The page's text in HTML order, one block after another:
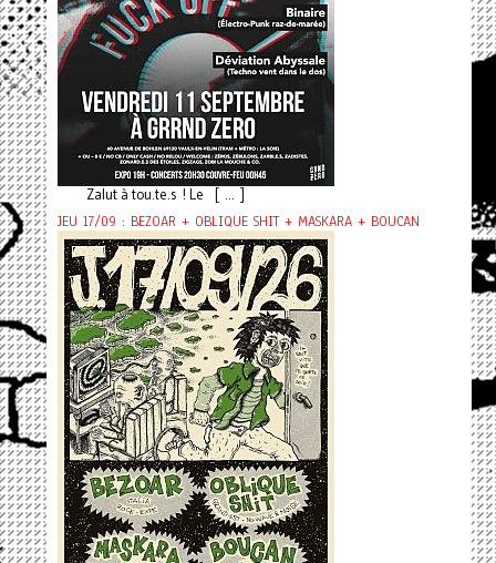
Zalut à tou.te.s ! Le [ ... ]
JEU 17/09 : BEZOAR + OBLIQUE SHIT + MASKARA + BOUCAN